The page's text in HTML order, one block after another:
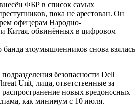
ФБР в список самых
пока не арестован. Он
офицерам Народно-
Китая, обвинённых в цифровом
злоумышленников снова взялась
безопасности Dell
Unit, лица, ответственные за
распространение новых вредоносных
как минимум с 10 июля.